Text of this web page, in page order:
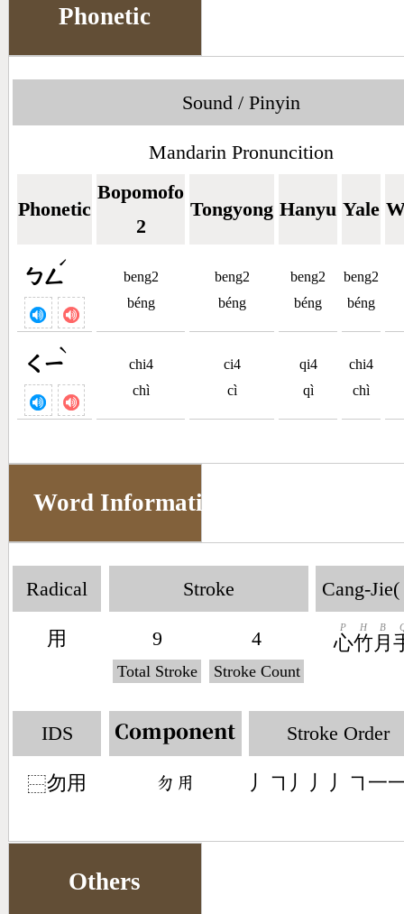
Phonetic
Sound / Pinyin
Mandarin Pronuncition
Phonetic
Bopomofo
2
Tongyong Hanyu Yale
ㄅㄥ
ˊ
beng2
béng
beng2
béng
beng2
béng
beng2
béng
ㄑㄧ
ˋ
chi4
chì
ci4
cì
qi4
qì
chi4
chì
Word Information
Radical
用
Stroke
9
Total Stroke
4
Stroke Count
Cang-Jie(
心
P
竹
H
月
B
IDS
⿱勿用
Component
󶃴󶅎
Stroke Order
丿㇕丿丿丿㇕一
Others